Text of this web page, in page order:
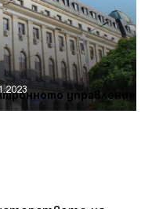
управление